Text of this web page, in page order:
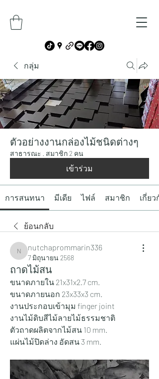
กลุ่ม
ตัวอย่างงานกล่องไม้ชนิดต่างๆ
สาธารณะ · สมาชิก 2 คน
เข้าร่วม
การสนทนา มีเดีย ไฟล์ สมาชิก เกี่ยว
ย้อนกลับ
nutchaprommarin336
nutchaprommarin336
7 มิถุนายน 2568
ถาดไม้สน
ขนาดภายใน 21x31x2.7 cm.
ขนาดภายนอก 23x33x3 cm.
งานประกอบเข้ามุม finger joint
งานไม้ดิบสีไม้ลายไม้ธรรมชาติ
ตัวถาดผลิตจากไม้สน 10 mm.
แผ่นไม้ปิดล่าง อัดสน 3 mm.